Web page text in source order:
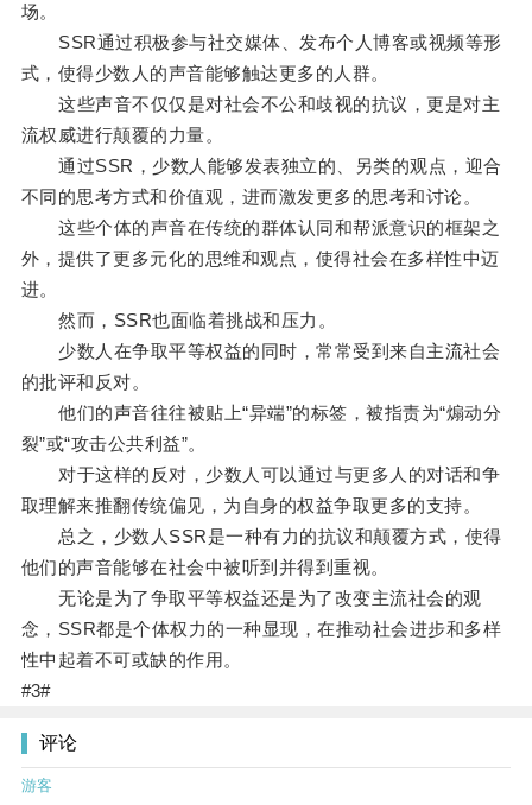
场。
SSR通过积极参与社交媒体、发布个人博客或视频等形
式，使得少数人的声音能够触达更多的人群。
这些声音不仅仅是对社会不公和歧视的抗议，更是对主
流权威进行颠覆的力量。
通过SSR，少数人能够发表独立的、另类的观点，迎合
不同的思考方式和价值观，进而激发更多的思考和讨论。
这些个体的声音在传统的群体认同和帮派意识的框架之
外，提供了更多元化的思维和观点，使得社会在多样性中迈
进。
然而，SSR也面临着挑战和压力。
少数人在争取平等权益的同时，常常受到来自主流社会
的批评和反对。
他们的声音往往被贴上“异端”的标签，被指责为“煽动分
裂”或“攻击公共利益”。
对于这样的反对，少数人可以通过与更多人的对话和争
取理解来推翻传统偏见，为自身的权益争取更多的支持。
总之，少数人SSR是一种有力的抗议和颠覆方式，使得
他们的声音能够在社会中被听到并得到重视。
无论是为了争取平等权益还是为了改变主流社会的观
念，SSR都是个体权力的一种显现，在推动社会进步和多样
性中起着不可或缺的作用。
#3#
评论
游客